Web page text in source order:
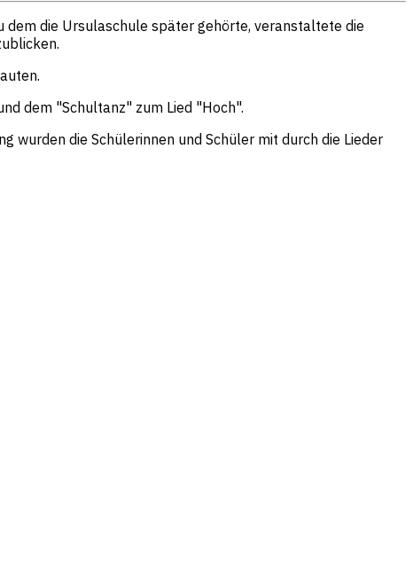
dem die Ursulaschule später gehörte, veranstaltete die
dem "Schultanz" zum Lied "Hoch".
wurden die Schülerinnen und Schüler mit durch die Lieder